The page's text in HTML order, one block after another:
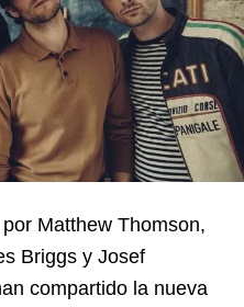
Matthew Thomson,
Briggs y Josef
compartido la nueva